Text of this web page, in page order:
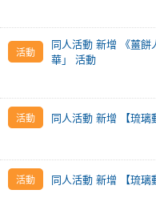
同人活動 新增 《薑餅
華」 活動
同人活動 新增 【琉璃
同人活動 新增 【琉璃